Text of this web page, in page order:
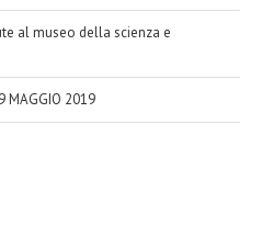
al museo della scienza e
MAGGIO 2019